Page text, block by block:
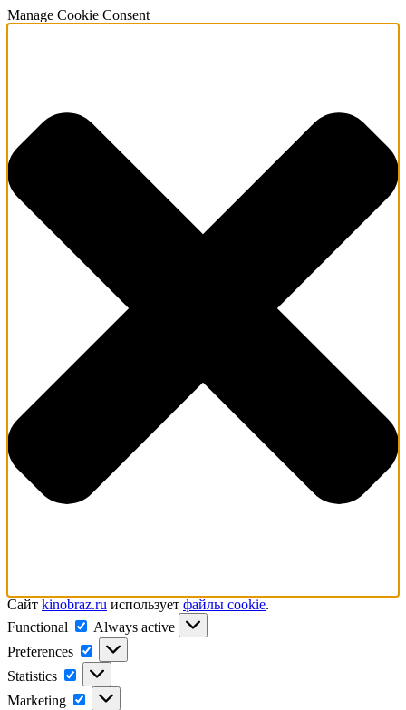
Manage Cookie Consent
Сайт kinobraz.ru использует файлы cookie.
Functional
Functional
Always active
Preferences
Preferences
Statistics Statistics
Marketing Marketing